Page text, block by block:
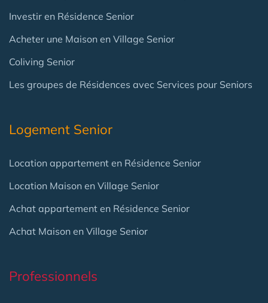
Investir en Résidence Senior
Acheter une Maison en Village Senior
Coliving Senior
Les groupes de Résidences avec Services pour Seniors
Logement Senior
Location appartement en Résidence Senior
Location Maison en Village Senior
Achat appartement en Résidence Senior
Achat Maison en Village Senior
Professionnels